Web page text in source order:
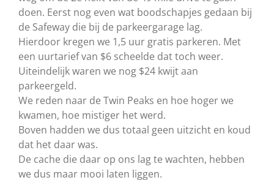
doen. Eerst nog even wat boodschapjes gedaan bij
de Safeway die bij de parkeergarage lag.
Hierdoor kregen we 1,5 uur gratis parkeren. Met
een uurtarief van $6 scheelde dat toch weer.
Uiteindelijk waren we nog $24 kwijt aan
parkeergeld.
We reden naar de Twin Peaks en hoe hoger we
kwamen, hoe mistiger het werd.
Boven hadden we dus totaal geen uitzicht en koud
dat het daar was.
De cache die daar op ons lag te wachten, hebben
we dus maar mooi laten liggen.